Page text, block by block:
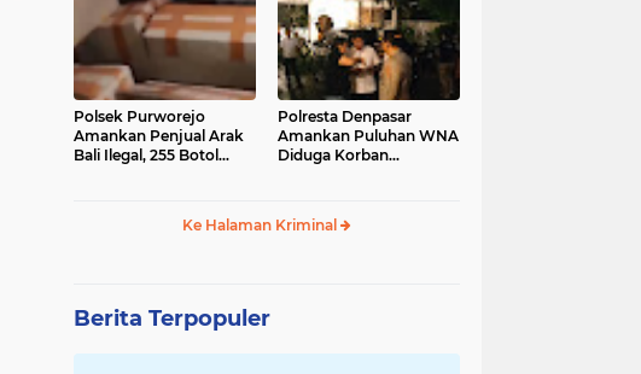
Polsek Purworejo
Amankan Penjual Arak
Bali Ilegal, 255 Botol
Polresta Denpasar
Amankan Puluhan WNA
Diduga Korban
Ke Halaman Kriminal
Berita Terpopuler